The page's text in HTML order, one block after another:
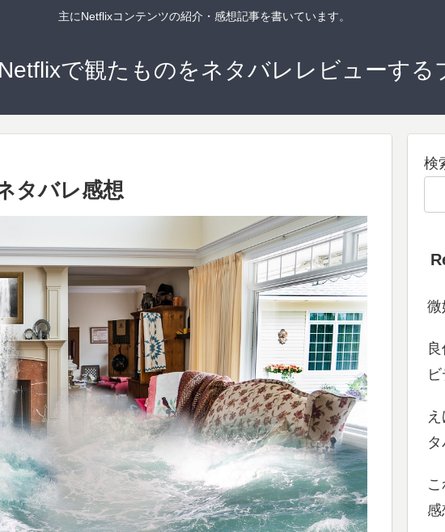
主にNetflixコンテンツの紹介・感想記事を書いています。
で観たものをネタバレレビューする
タバレ感想
検
微
感